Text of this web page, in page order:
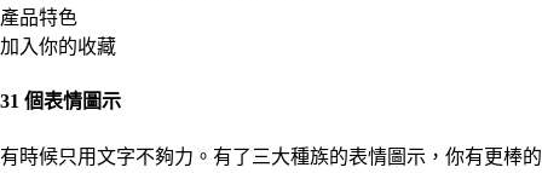
產品特色
加入你的收藏
31 個表情圖示
有時候只用文字不夠力。有了三大種族的表情圖示，你有更棒的